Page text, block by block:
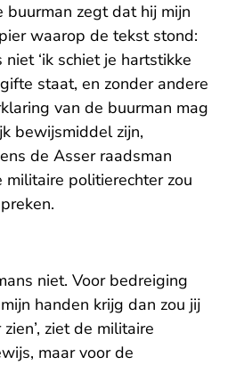
buurman zegt dat hij mijn
waarop de tekst stond:
niet ‘ik schiet je hartstikke
staat, en zonder andere
van de buurman mag
bewijsmiddel zijn,
de Asser raadsman
politierechter zou
niet. Voor bedreiging
handen krijg dan zou jij
ziet de militaire
maar voor de